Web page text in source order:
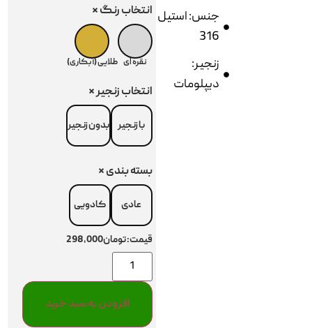
جنس: استیل
316
زنجیر:
دیپلومات
انتخاب رنگ*
نقره ای طلایی (آبکاری)
انتخاب زنجیر*
با زنجیر بدون زنجیر
بسته بندی*
عادی کادویی
قیمت:تومان298,000
افزودن به سبد خرید